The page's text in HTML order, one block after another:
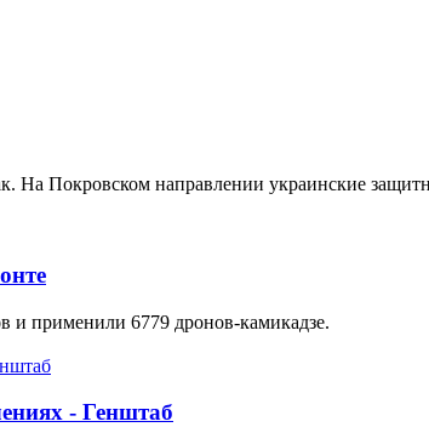
На Покровском направлении украинские
и применили 6779 дронов-камикадзе.
- Генштаб